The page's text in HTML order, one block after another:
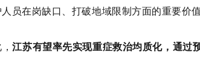
员在岗缺口、打破地域限制方面的重要价值
，江苏有望率先实现重症救治均质化，通过